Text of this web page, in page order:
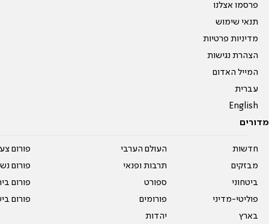
פרסמו אצלנו
תנאי שימוש
מדיניות פרטיות
הצהרת נגישות
המייל האדום
עברית
English
מדורים
חדשות
מבזקים
ביטחוני
פוליטי-מדיני
בארץ
העולם הערבי
תרבות ופנאי
ספורט
פורומים
יהדות
פורום
פורום
פורום
פורום